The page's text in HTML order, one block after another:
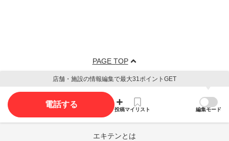
PAGE TOP
店舗・施設の情報編集で最大31ポイントGET
電話する
投稿マイリスト 編集モード
エキテンとは